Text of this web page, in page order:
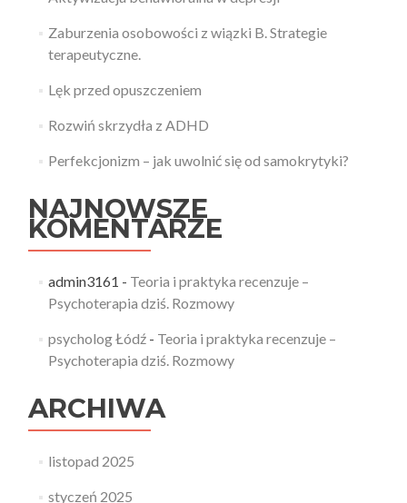
Zaburzenia osobowości z wiązki B. Strategie
terapeutyczne.
Lęk przed opuszczeniem
Rozwiń skrzydła z ADHD
Perfekcjonizm – jak uwolnić się od samokrytyki?
NAJNOWSZE
KOMENTARZE
admin3161 - Teoria i praktyka recenzuje –
Psychoterapia dziś. Rozmowy
psycholog Łódź- Teoria i praktyka recenzuje –
Psychoterapia dziś. Rozmowy
ARCHIWA
listopad 2025
styczeń 2025